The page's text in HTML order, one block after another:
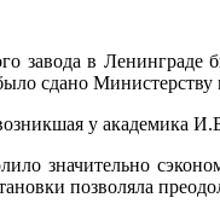
завода в
сдано
у академика
значительно
позволяла